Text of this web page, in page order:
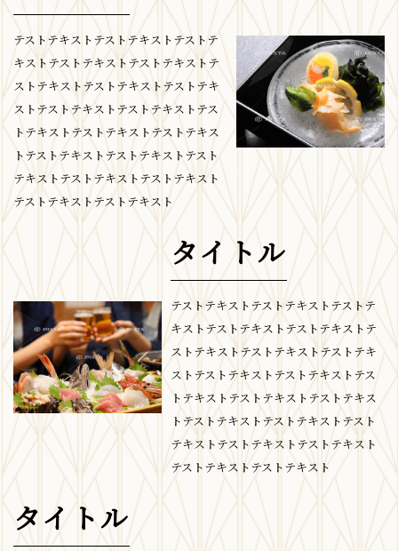
テストテキストテストテキストテストテ
キストテストテキストテストテキストテ
ストテキストテストテキストテストテキ
ストテストテキストテストテキストテス
トテキストテストテキストテストテキス
トテストテキストテストテキストテスト
テキストテストテキストテストテキスト
テストテキストテストテキスト
タイトル
テストテキストテストテキストテストテ
キストテストテキストテストテキストテ
ストテキストテストテキストテストテキ
ストテストテキストテストテキストテス
トテキストテストテキストテストテキス
トテストテキストテストテキストテスト
テキストテストテキストテストテキスト
テストテキストテストテキスト
タイトル